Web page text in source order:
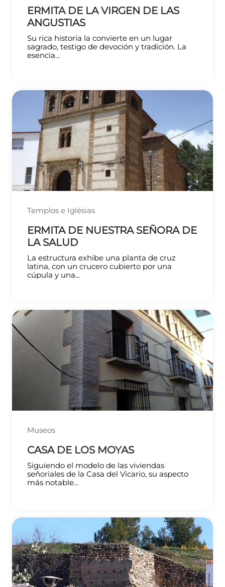
ERMITA DE LA VIRGEN DE LAS
ANGUSTIAS
Su rica historia la convierte en un lugar
sagrado, testigo de devoción y tradición. La
esencia...
Templos e Iglésias
ERMITA DE NUESTRA SEÑORA DE
LA SALUD
La estructura exhibe una planta de cruz
latina, con un crucero cubierto por una
cúpula y una...
Museos
CASA DE LOS MOYAS
Siguiendo el modelo de las viviendas
señoriales de la Casa del Vicario, su aspecto
más notable...